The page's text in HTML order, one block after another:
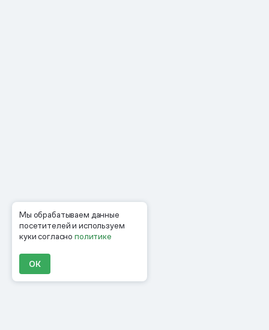
Мы обрабатываем данные
посетителей и используем
куки согласнополитике
ОК